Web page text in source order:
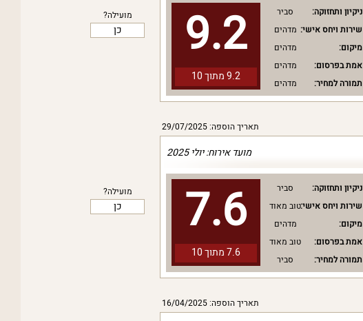
מועילה?
כן 9.2
9.2 מתוך 10
ניקיון ותחזוקה:
סביר
שירות ויחס אישי: מדהים
מיקום:
מדהים
אמת בפרסום:
מדהים
תמורה למחיר:
מדהים
תאריך הוספה: 29/07/2025
מועילה?
כן
מועד אירוח: יולי 2025
7.6
7.6 מתוך 10
ניקיון ותחזוקה:
סביר
שירות ויחס אישי:טוב מאוד
מיקום:
מדהים
אמת בפרסום:
טוב מאוד
תמורה למחיר:
סביר
תאריך הוספה: 16/04/2025